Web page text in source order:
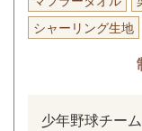
シャーリング生地
少年野球チー